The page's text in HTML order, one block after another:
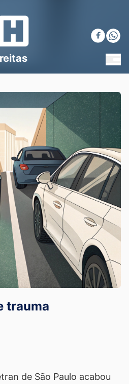
trauma
email
de São Paulo acabou